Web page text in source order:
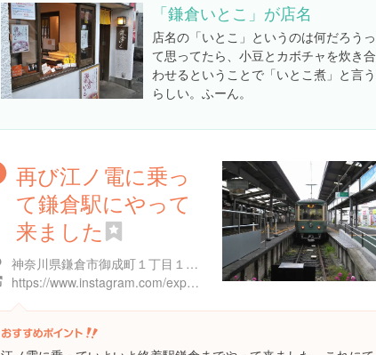
「鎌倉いとこ」が店名
店名の「いとこ」というのは何だろうっ
て思ってたら、小豆とカボチャを炊き合
わせるということで「いとこ煮」と言う
らしい。ふーん。
再び江ノ電に乗っ
て鎌倉駅にやって
来ました
神奈川県鎌倉市御成町１丁目１５ 江ノ電ビル
https://www.instagram.com/explore/locations/237807258